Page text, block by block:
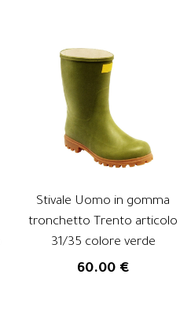
Stivale Uomo in gomma
tronchetto Trento articolo
31/35 colore verde
60.00 €